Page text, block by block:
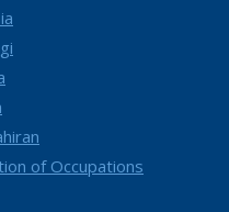
of Occupations